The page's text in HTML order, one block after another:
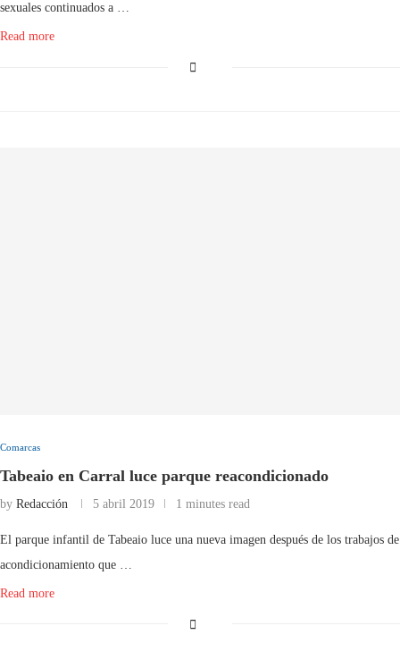
sexuales continuados a …
Read more
Comarcas
Tabeaio en Carral luce parque reacondicionado
by Redacción 5 abril 2019 1 minutes read
El parque infantil de Tabeaio luce una nueva imagen después de los trabajos de
acondicionamiento que …
Read more